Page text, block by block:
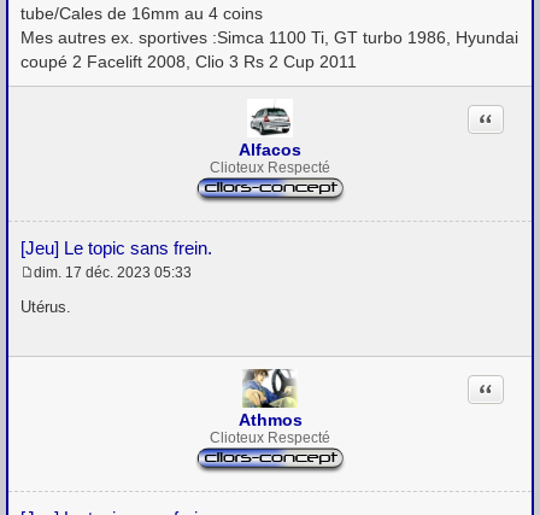
tube/Cales de 16mm au 4 coins
Mes autres ex. sportives :Simca 1100 Ti, GT turbo 1986, Hyundai
coupé 2 Facelift 2008, Clio 3 Rs 2 Cup 2011
Alfacos
Clioteux Respecté
[Jeu] Le topic sans frein.
Citation
e
a
dim. 17 déc. 2023 05:33
Utérus.
Athmos
Clioteux Respecté
Citation